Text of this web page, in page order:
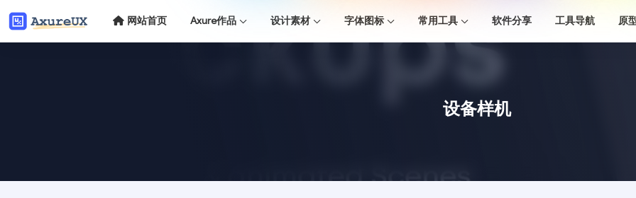
网站首页 Axure作品 设计素材 字体图标 常用工具 软件分享 工具导航 原
设备样机